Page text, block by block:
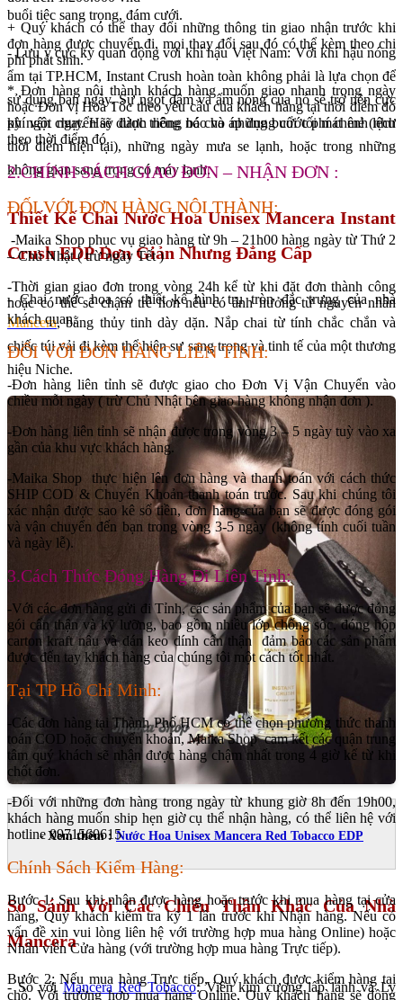
buổi tiệc sang trọng, đám cưới.
- Lưu ý cực kỳ quan động với khí hậu Việt Nam: Với khí hậu nóng
ẩm tại TP.HCM, Instant Crush hoàn toàn không phải là lựa chọn để
sử dụng ban ngày. Sự ngọt đậm và ấm nóng của nó sẽ trở nên cực
kỳ ngột ngạt. Hãy dành riêng nó cho những buổi tối mát mẻ (như
thời điểm hiện tại), những ngày mưa se lạnh, hoặc trong những
không gian sang trọng có máy lạnh.
Thiết Kế Chai Nước Hoa Unisex Mancera Instant
Crush EDP Đơn Giản Nhưng Đẳng Cấp
- Chai nước hoa có thiết kế hình trụ tròn đặc trưng của nhà
Mancera, bằng thủy tinh dày dặn. Nắp chai từ tính chắc chắn và
chiếc túi vải đi kèm thể hiện sự sang trọng và tinh tế của một thương
hiệu Niche.
- Xem thêm :Nước Hoa Unisex Mancera Red Tobacco EDP
So Sánh Với Các Chiến Thần Khác Của Nhà
Mancera
- So vớiMancera Red Tobacco: Viên kim cương lấp lánh và Ly
+ Quý khách có thể thay đổi những thông tin giao nhận trước khi
đơn hàng được chuyển đi, mọi thay đổi sau đó có thể kèm theo chi
phí phát sinh.
* Đơn hàng nội thành khách hàng muốn giao nhanh trong ngày
hoặc Đơn vị Hoả Tốc theo yêu cầu của khách hàng tại thời điểm đó
phí vận chuyển sẽ được thông báo và áp dụng cước phí chênh lệch
theo thời điểm đó.
2.CHÍNH SÁCH GIAO ĐƠN – NHẬN ĐƠN :
ĐỐI VỚI ĐƠN HÀNG NỘI THÀNH:
-Maika Shop phục vụ giao hàng từ 9h – 21h00 hàng ngày từ Thứ 2
– Chủ Nhật ( trừ ngày Tết )
-Thời gian giao đơn trong vòng 24h kể từ khi đặt đơn thành công
hoặc có thể sẽ chậm trễ hơn nếu có ảnh hưởng từ nguyên nhân
khách quan.
ĐỐI VỚI ĐƠN HÀNG LIÊN TỈNH:
-Đơn hàng liên tỉnh sẽ được giao cho Đơn Vị Vận Chuyển vào
chiều mỗi ngày ( trừ Chủ Nhật bên giao hàng không nhận đơn ).
-Đơn hàng liên tỉnh sẽ nhận được trong vòng 3 – 5 ngày tuỳ vào xa
gần của khu vực khách hàng.
-Maika Shop thực hiện lên đơn hàng và thanh toán với cách thức
SHIP COD & Chuyển Khoản thanh toán trước. Sau khi chúng tôi
xác nhận được sao kê số tiền, đơn hàng của bạn sẽ được đóng gói
và vận chuyển đến bạn trong vòng 3-5 ngày (không tính cuối tuần
và ngày lễ).
3.Cách Thức Đóng Hàng Đi Liên Tỉnh:
-Với các đơn hàng gửi đi Tỉnh, các sản phẩm của bạn sẽ được đóng
gói cẩn thận và kỹ lưỡng, bao gồm nhiều lớp chống sốc, đóng hộp
carton kraft nâu và dán keo dính cẩn thận đảm bảo các sản phẩm
được đến tay khách hàng của chúng tôi một cách tốt nhất.
Tại TP Hồ Chí Minh:
-Các đơn hàng tại Thành Phố HCM có thể chọn phương thức thanh
toán COD hoặc chuyển khoản, Maika Shop cam kết các quận trung
tâm quý khách sẽ nhận được hàng chậm nhất trong 4 giờ kể từ khi
chốt đơn.
-Đối với những đơn hàng trong ngày từ khung giờ 8h đến 19h00,
khách hàng muốn ship hẹn giờ cụ thể nhận hàng, có thể liên hệ với
hotline 0971560615
Chính Sách Kiểm Hàng:
Bước 1: Sau khi nhận được hàng hoặc trước khi mua hàng tại cửa
hàng, Quý khách kiểm tra kỹ 1 lần trước khi Nhận hàng. Nếu có
vấn đề xin vui lòng liên hệ với trường hợp mua hàng Online) hoặc
Nhân viên Cửa hàng (với trường hợp mua hàng Trực tiếp).
Bước 2: Nếu mua hàng Trực tiếp, Quý khách được kiểm hàng tại
chỗ. Với trường hợp mua hàng Online, Quý khách hàng sẽ đồng